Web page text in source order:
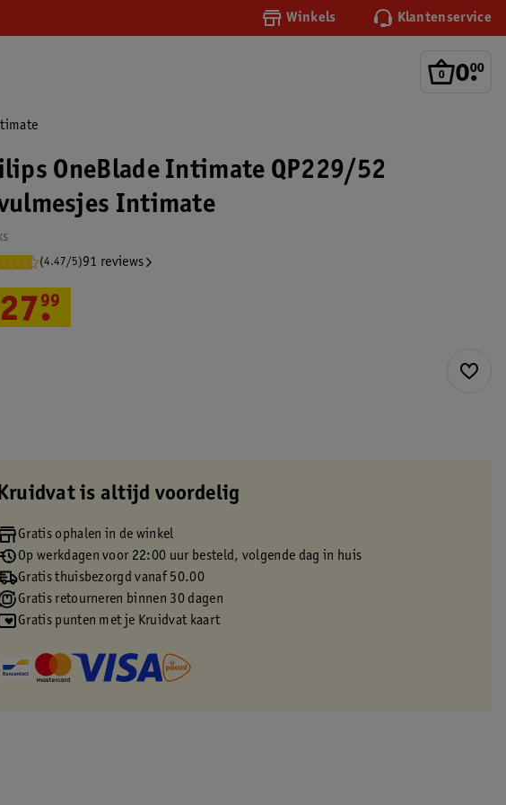
Winkels Klantenservice
0.
00
OneBlade Intimate QP229/52
Intimate
(4.47/5)91 reviews
27.
99
is altijd voordelig
Gratis ophalen in de winkel
Op werkdagen voor 22:00 uur besteld, volgende dag in huis
Gratis thuisbezorgd vanaf 50.00
Gratis retourneren binnen 30 dagen
Gratis punten met je Kruidvat kaart